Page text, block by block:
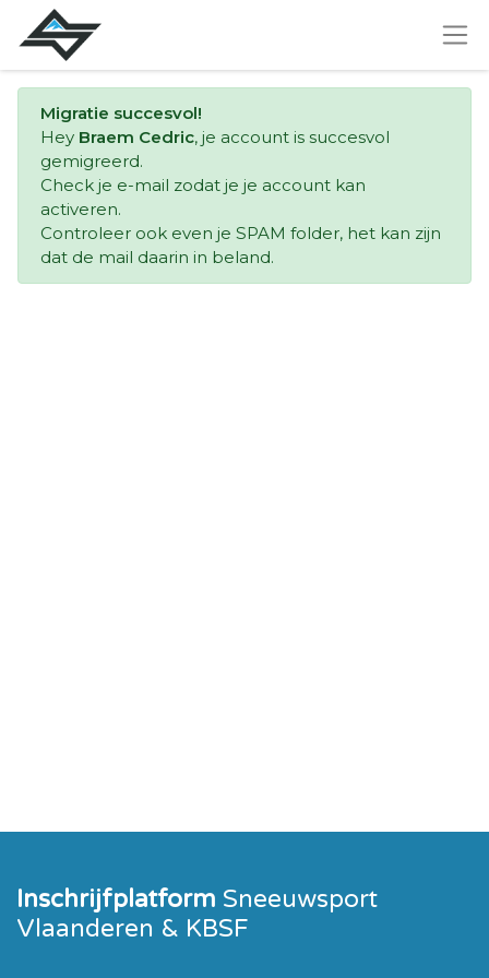
Migratie succesvol!
Hey Braem Cedric, je account is succesvol
gemigreerd.
Check je e-mail zodat je je account kan
activeren.
Controleer ook even je SPAM folder, het kan zijn
dat de mail daarin in beland.
Inschrijfplatform Sneeuwsport
Vlaanderen & KBSF